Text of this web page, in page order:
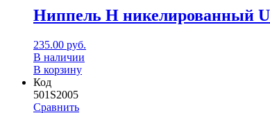
Ниппель Н никелированный
235.00 руб.
В наличии
В корзину
Код
501S2005
Сравнить